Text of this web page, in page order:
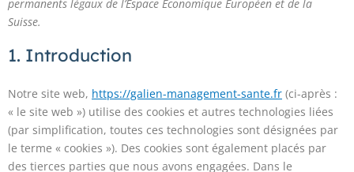
permanents légaux de l’Espace Économique Européen et de la
Suisse.
1. Introduction
Notre site web, https://galien-management-sante.fr (ci-après :
« le site web ») utilise des cookies et autres technologies liées
(par simplification, toutes ces technologies sont désignées par
le terme « cookies »). Des cookies sont également placés par
des tierces parties que nous avons engagées. Dans le